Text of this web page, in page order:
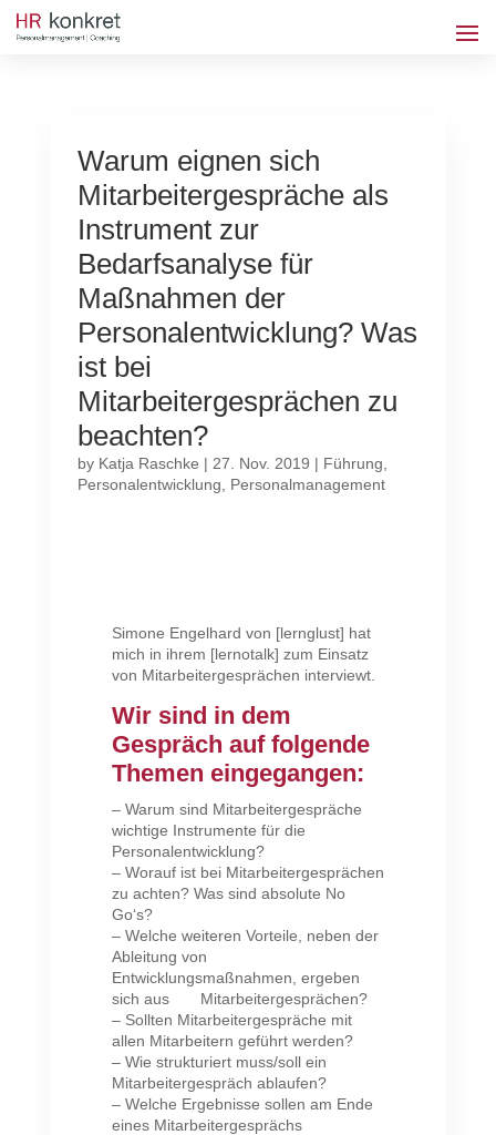
Warum eignen sich
Mitarbeitergespräche als
Instrument zur
Bedarfsanalyse für
Maßnahmen der
Personalentwicklung? Was
ist bei
Mitarbeitergesprächen zu
beachten?
by Katja Raschke | 27. Nov. 2019 | Führung
Personalentwicklung
Personalmanagement
Simone Engelhard von [lernglust] hat
mich in ihrem [lernotalk] zum Einsatz
von Mitarbeitergesprächen interviewt.
Wir sind in dem
Gespräch auf folgende
Themen eingegangen:
– Warum sind Mitarbeitergespräche
wichtige Instrumente für die
Personalentwicklung?
– Worauf ist bei Mitarbeitergesprächen
zu achten? Was sind absolute No
Go‘s?
– Welche weiteren Vorteile, neben der
Ableitung von
Entwicklungsmaßnahmen, ergeben
sich aus Mitarbeitergesprächen?
– Sollten Mitarbeitergespräche mit
allen Mitarbeitern geführt werden?
– Wie strukturiert muss/soll ein
Mitarbeitergespräch ablaufen?
– Welche Ergebnisse sollen am Ende
eines Mitarbeitergesprächs